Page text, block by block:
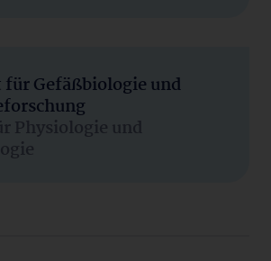
Gefäßbiologie und
Physiologie und